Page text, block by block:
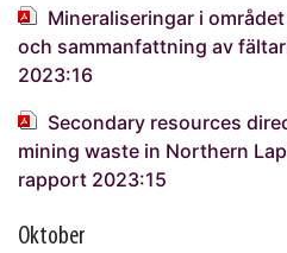
Mineraliseringar i
och sammanfattning av
2023:16
Secondary resources
mining waste in Northern
rapport 2023:15
Oktober